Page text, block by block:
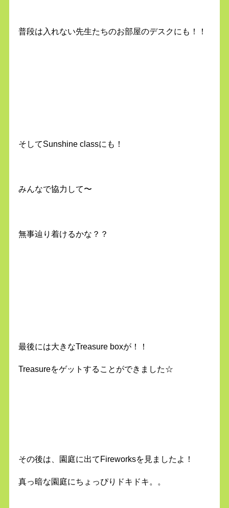
普段は入れない先生たちのお部屋のデスクにも！！
そしてSunshine classにも！
みんなで協力して〜
無事辿り着けるかな？？
最後には大きなTreasure boxが！！
Treasureをゲットすることができました☆
その後は、園庭に出てFireworksを見ましたよ！
真っ暗な園庭にちょっぴりドキドキ。。